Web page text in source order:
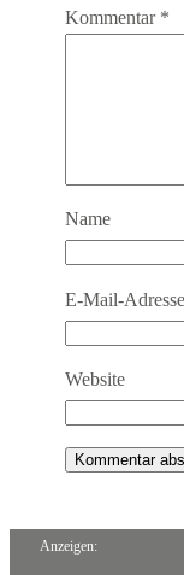
Kommentar *
Name
E-Mail-Adresse
Website
Anzeigen: